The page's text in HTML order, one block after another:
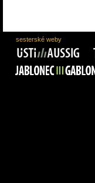
sesterské weby